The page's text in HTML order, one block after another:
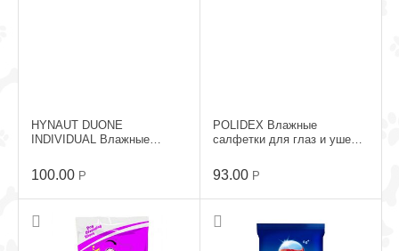
HYNAUT DUONE
INDIVIDUAL Влажные
10шт
100.00 Р
POLIDEX Влажные
салфетки для глаз и ушей
93.00 Р